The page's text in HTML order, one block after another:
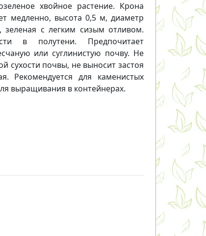
хвойное растение. Крона
медленно, высота 0,5 м, диаметр
зеленая с легким сизым отливом.
в полутени. Предпочитает
или суглинистую почву. Не
сухости почвы, не выносит застоя
Рекомендуется для каменистых
выращивания в контейнерах.